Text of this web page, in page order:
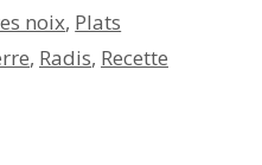
noix, Plats
, Radis, Recette